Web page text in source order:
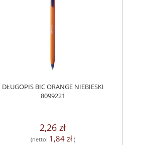
DŁUGOPIS BIC ORANGE NIEBIESKI
8099221
2,26 zł
(netto: 1,84 zł)